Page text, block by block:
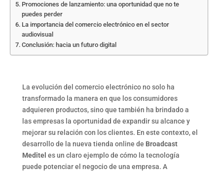
Promociones de lanzamiento: una oportunidad que no te
puedes perder
La importancia del comercio electrónico en el sector
audiovisual
Conclusión: hacia un futuro digital
La evolución del comercio electrónico no solo ha
transformado la manera en que los consumidores
adquieren productos, sino que también ha brindado a
las empresas la oportunidad de expandir su alcance y
mejorar su relación con los clientes. En este contexto, el
desarrollo de la nueva tienda online de Broadcast
Meditel es un claro ejemplo de cómo la tecnología
puede potenciar el negocio de una empresa. A